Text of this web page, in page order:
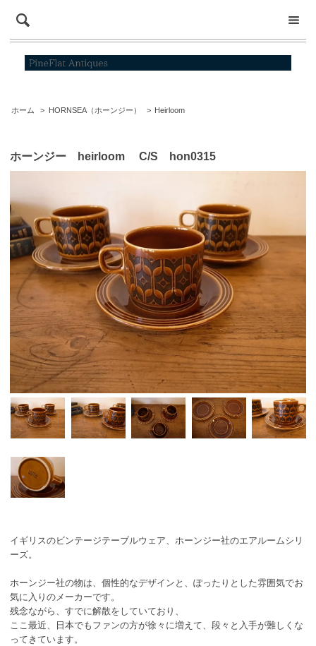
ホーム > HORNSEA（ホーンジー） > Heirloom
ホーンジー heirloom C/S hon0315
イギリスのビンテージテーブルウェア、ホーンジー社のエアルームシリ
ーズ。
ホーンジー社の物は、個性的なデザインと、ぽったりとした雰囲気でお
気に入りのメーカーです。
残念ながら、すでに解散をしていており、
ここ最近、日本でもファンの方が徐々に増えて、段々と入手が難しくな
ってきています。